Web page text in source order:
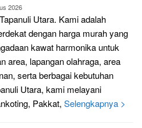
2026
Utara. Kami adalah
dengan harga murah yang
kawat harmonika untuk
area, lapangan olahraga, area
serta berbagai kebutuhan
Utara, kami melayani
Pakkat, Selengkapnya >